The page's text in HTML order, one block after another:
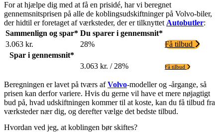
For at hjælpe dig med at få en prisidé, har vi beregnet
gennemsnitsprisen på alle de koblingsudskiftninger på Volvo-biler,
der hidtil er foretaget af værksteder, der er tilknyttetAutobutler:
Sammenlign og spar* Du sparer i gennemsnit*
3.063 kr.
28%
Få tilbud
Spar i gennemsnit*
3.063 kr. / 28%
Få tilbud
Beregningen er lavet på tværs afVolvo-modeller og -årgange, så
prisen kan derfor variere. Hvis du gerne vil have et mere nøjagtigt
bud på, hvad udskiftningen kommer til at koste, kan du få tilbud fra
værksteder nær dig, og derefter vælge det bedste tilbud.
Hvordan ved jeg, at koblingen bør skiftes?